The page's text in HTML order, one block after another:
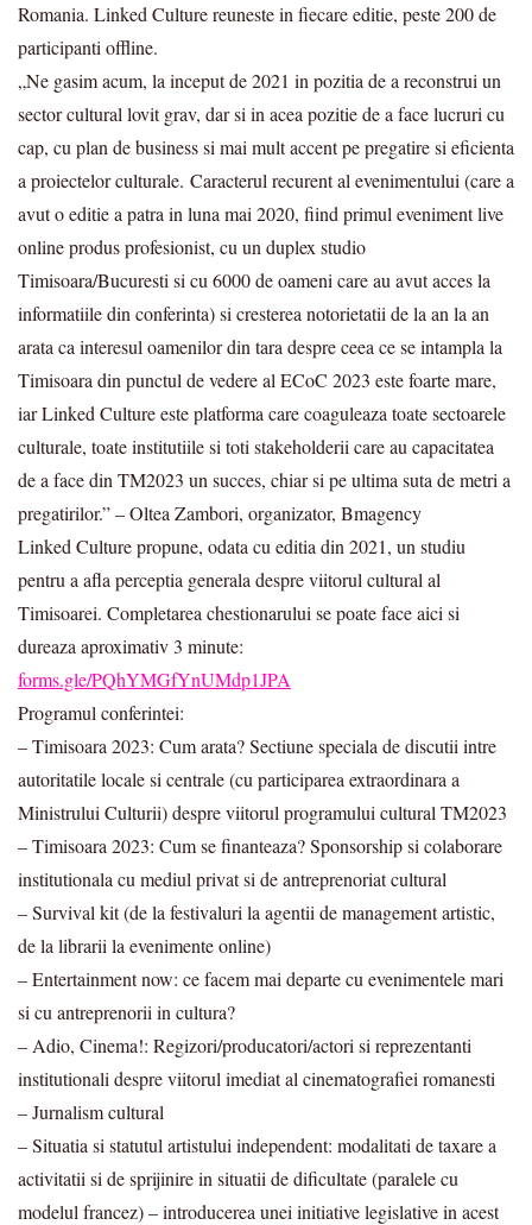
Romania. Linked Culture reuneste in fiecare editie, peste 200 de
participanti offline.
„Ne gasim acum, la inceput de 2021 in pozitia de a reconstrui un
sector cultural lovit grav, dar si in acea pozitie de a face lucruri cu
cap, cu plan de business si mai mult accent pe pregatire si eficienta
a proiectelor culturale. Caracterul recurent al evenimentului (care a
avut o editie a patra in luna mai 2020, fiind primul eveniment live
online produs profesionist, cu un duplex studio
Timisoara/Bucuresti si cu 6000 de oameni care au avut acces la
informatiile din conferinta) si cresterea notorietatii de la an la an
arata ca interesul oamenilor din tara despre ceea ce se intampla la
Timisoara din punctul de vedere al ECoC 2023 este foarte mare,
iar Linked Culture este platforma care coaguleaza toate sectoarele
culturale, toate institutiile si toti stakeholderii care au capacitatea
de a face din TM2023 un succes, chiar si pe ultima suta de metri a
pregatirilor.” – Oltea Zambori, organizator, Bmagency
Linked Culture propune, odata cu editia din 2021, un studiu
pentru a afla perceptia generala despre viitorul cultural al
Timisoarei. Completarea chestionarului se poate face aici si
dureaza aproximativ 3 minute:
forms.gle/PQhYMGfYnUMdp1JPA
Programul conferintei:
– Timisoara 2023: Cum arata? Sectiune speciala de discutii intre
autoritatile locale si centrale (cu participarea extraordinara a
Ministrului Culturii) despre viitorul programului cultural TM2023
– Timisoara 2023: Cum se finanteaza? Sponsorship si colaborare
institutionala cu mediul privat si de antreprenoriat cultural
– Survival kit (de la festivaluri la agentii de management artistic,
de la librarii la evenimente online)
– Entertainment now: ce facem mai departe cu evenimentele mari
si cu antreprenorii in cultura?
– Adio, Cinema!: Regizori/producatori/actori si reprezentanti
institutionali despre viitorul imediat al cinematografiei romanesti
– Jurnalism cultural
– Situatia si statutul artistului independent: modalitati de taxare a
activitatii si de sprijinire in situatii de dificultate (paralele cu
modelul francez) – introducerea unei initiative legislative in acest